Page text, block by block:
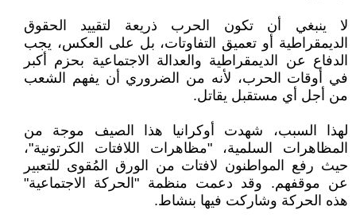
لا ينبغي أن تكون الحرب ذريعة لتقييد الحقوق
الديمقراطية أو تعميق التفاوتات، بل على العكس، يجب
الدفاع عن الديمقراطية والعدالة الاجتماعية بحزم أكبر
في أوقات الحرب، لأنه من الضروري أن يفهم الشعب
من أجل أي مستقبل يقاتل.
لهذا السبب، شهدت أوكرانيا هذا الصيف موجة من
المظاهرات السلمية، "مظاهرات اللافتات الكرتونية"،
حيث رفع المواطنون لافتات من الورق المُقوى للتعبير
عن موقفهم. وقد دعمت منظمة "الحركة الاجتماعية"
هذه الحركة وشاركت فيها بنشاط.